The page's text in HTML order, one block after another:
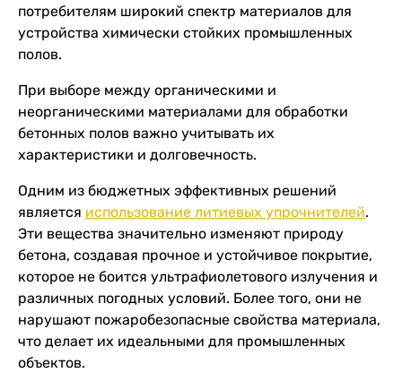
потребителям широкий спектр материалов для
устройства химически стойких промышленных
полов.
При выборе между органическими и
неорганическими материалами для обработки
бетонных полов важно учитывать их
характеристики и долговечность.
Одним из бюджетных эффективных решений
является использование литиевых упрочнителей.
Эти вещества значительно изменяют природу
бетона, создавая прочное и устойчивое покрытие,
которое не боится ультрафиолетового излучения и
различных погодных условий. Более того, они не
нарушают пожаробезопасные свойства материала,
что делает их идеальными для промышленных
объектов.